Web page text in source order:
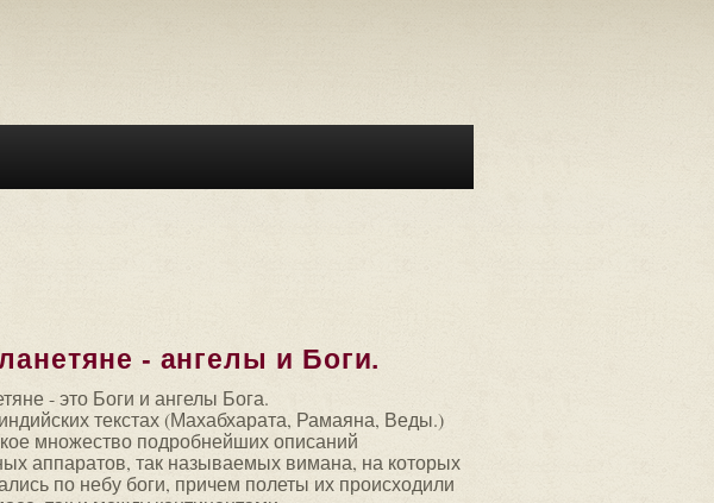
- ангелы и Боги.
- это Боги и ангелы Бога.
текстах (Махабхарата, Рамаяна, Веды.)
множество подробнейших описаний
аппаратов, так называемых вимана, на которых
по небу боги, причем полеты их происходили